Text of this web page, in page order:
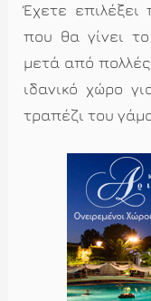
Έχετε επιλέξει
που θα γίνει
μετά από πολλές
ιδανικό χώρο
τραπέζι του